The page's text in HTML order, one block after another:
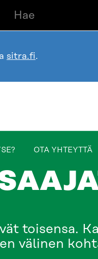
sitra.fi.
toisensa.
välinen
OTA YHTEYTTÄ